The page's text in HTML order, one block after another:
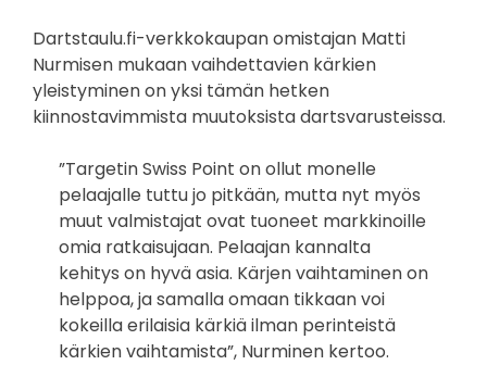
Dartstaulu.fi-verkkokaupan omistajan Matti
Nurmisen mukaan vaihdettavien kärkien
yleistyminen on yksi tämän hetken
kiinnostavimmista muutoksista dartsvarusteissa.
”Targetin Swiss Point on ollut monelle
pelaajalle tuttu jo pitkään, mutta nyt myös
muut valmistajat ovat tuoneet markkinoille
omia ratkaisujaan. Pelaajan kannalta
kehitys on hyvä asia. Kärjen vaihtaminen on
helppoa, ja samalla omaan tikkaan voi
kokeilla erilaisia kärkiä ilman perinteistä
kärkien vaihtamista”, Nurminen kertoo.